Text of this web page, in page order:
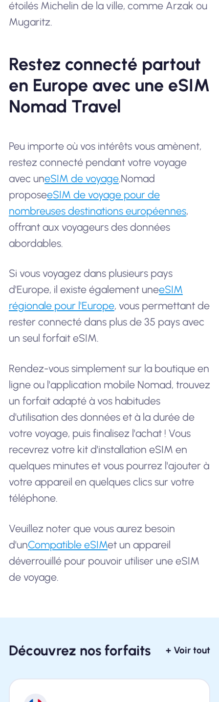
étoilés Michelin de la ville, comme Arzak ou
Mugaritz.
Restez connecté partout
en Europe avec une eSIM
Nomad Travel
Peu importe où vos intérêts vous amènent,
restez connecté pendant votre voyage
avec uneSIM de voyage.Nomad
proposeeSIM de voyage pour de
nombreuses destinations européennes,
offrant aux voyageurs des données
abordables.
Si vous voyagez dans plusieurs pays
d'Europe, il existe également uneeSIM
régionale pour l'Europe, vous permettant de
rester connecté dans plus de 35 pays avec
un seul forfait eSIM.
Rendez-vous simplement sur la boutique en
ligne ou l'application mobile Nomad, trouvez
un forfait adapté à vos habitudes
d'utilisation des données et à la durée de
votre voyage, puis finalisez l'achat ! Vous
recevrez votre kit d'installation eSIM en
quelques minutes et vous pourrez l'ajouter à
votre appareil en quelques clics sur votre
téléphone.
Veuillez noter que vous aurez besoin
d'unCompatible eSIMet un appareil
déverrouillé pour pouvoir utiliser une eSIM
de voyage.
Découvrez nos forfaits + Voir tout